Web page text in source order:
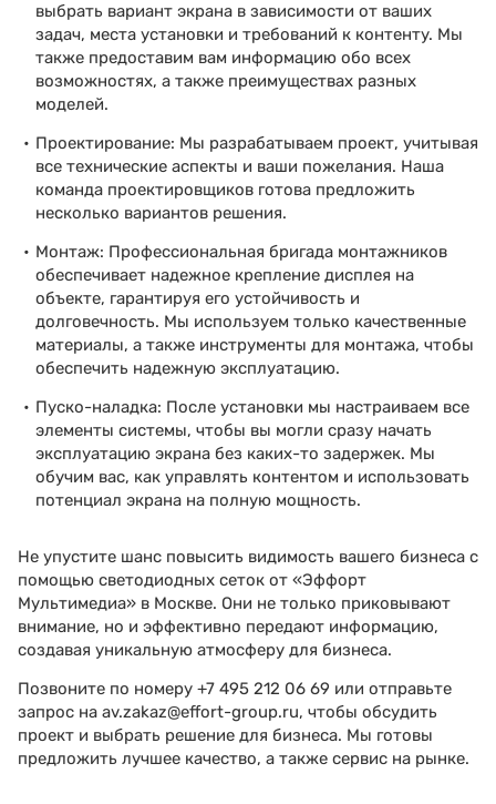
выбрать вариант экрана в зависимости от ваших
задач, места установки и требований к контенту. Мы
также предоставим вам информацию обо всех
возможностях, а также преимуществах разных
моделей.
Проектирование: Мы разрабатываем проект, учитывая
все технические аспекты и ваши пожелания. Наша
команда проектировщиков готова предложить
несколько вариантов решения.
Монтаж: Профессиональная бригада монтажников
обеспечивает надежное крепление дисплея на
объекте, гарантируя его устойчивость и
долговечность. Мы используем только качественные
материалы, а также инструменты для монтажа, чтобы
обеспечить надежную эксплуатацию.
Пуско-наладка: После установки мы настраиваем все
элементы системы, чтобы вы могли сразу начать
эксплуатацию экрана без каких-то задержек. Мы
обучим вас, как управлять контентом и использовать
потенциал экрана на полную мощность.
Не упустите шанс повысить видимость вашего бизнеса с
помощью светодиодных сеток от «Эффорт
Мультимедиа» в Москве. Они не только приковывают
внимание, но и эффективно передают информацию,
создавая уникальную атмосферу для бизнеса.
Позвоните по номеру +7 495 212 06 69 или отправьте
запрос на av.zakaz@effort-group.ru, чтобы обсудить
проект и выбрать решение для бизнеса. Мы готовы
предложить лучшее качество, а также сервис на рынке.